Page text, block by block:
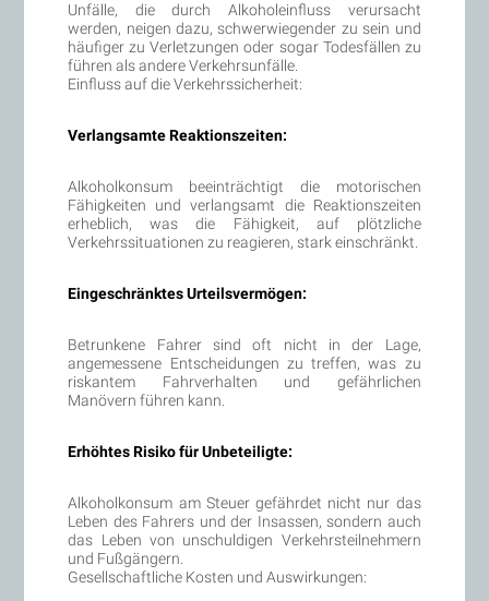
Unfälle, die durch Alkoholeinfluss verursacht
werden, neigen dazu, schwerwiegender zu sein und
häufiger zu Verletzungen oder sogar Todesfällen zu
führen als andere Verkehrsunfälle.
Einfluss auf die Verkehrssicherheit:
Verlangsamte Reaktionszeiten:
Alkoholkonsum beeinträchtigt die motorischen
Fähigkeiten und verlangsamt die Reaktionszeiten
erheblich, was die Fähigkeit, auf plötzliche
Verkehrssituationen zu reagieren, stark einschränkt.
Eingeschränktes Urteilsvermögen:
Betrunkene Fahrer sind oft nicht in der Lage,
angemessene Entscheidungen zu treffen, was zu
riskantem Fahrverhalten und gefährlichen
Manövern führen kann.
Erhöhtes Risiko für Unbeteiligte:
Alkoholkonsum am Steuer gefährdet nicht nur das
Leben des Fahrers und der Insassen, sondern auch
das Leben von unschuldigen Verkehrsteilnehmern
und Fußgängern.
Gesellschaftliche Kosten und Auswirkungen: